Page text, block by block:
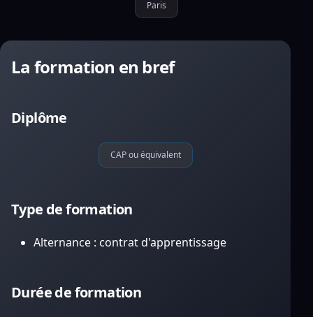
Paris
La formation en bref
Diplôme
CAP ou équivalent
Type de formation
Alternance : contrat d'apprentissage
Durée de formation